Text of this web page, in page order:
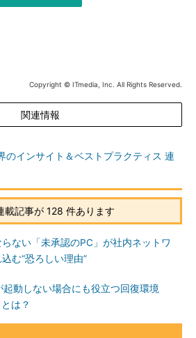
Copyright © ITmedia, Inc. All Rights Reserved.
関連情報
インサイト＆ベストプラクティス 連
載記事が 128 件あります
ない「未承認のPC」が社内ネットワ
む“恐ろしい理由”
動しない場合にも役立つ回復環境
とは？